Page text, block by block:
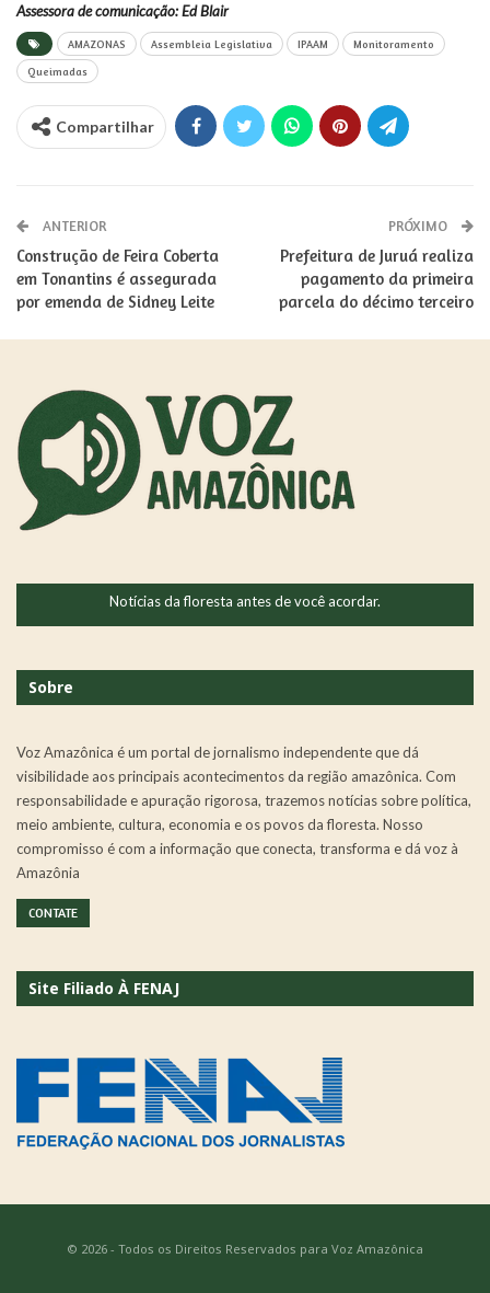
Assessora de comunicação: Ed Blair
AMAZONAS Assembleia Legislativa IPAAM Monitoramento
Queimadas
Compartilhar
ANTERIOR
Construção de Feira Coberta
em Tonantins é assegurada
por emenda de Sidney Leite
PRÓXIMO
Prefeitura de Juruá realiza
pagamento da primeira
parcela do décimo terceiro
Notícias da floresta antes de você acordar.
Sobre
Voz Amazônica é um portal de jornalismo independente que dá
visibilidade aos principais acontecimentos da região amazônica. Com
responsabilidade e apuração rigorosa, trazemos notícias sobre política,
meio ambiente, cultura, economia e os povos da floresta. Nosso
compromisso é com a informação que conecta, transforma e dá voz à
Amazônia
CONTATE
Site Filiado À FENAJ
© 2026 - Todos os Direitos Reservados para Voz Amazônica